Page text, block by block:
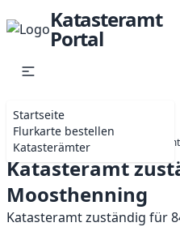
Katasteramt
Portal
Startseite
Flurkarte bestellen
Katasterämter
Startseite Bayern
Katasteramt
Moosthenning
Katasteramt zuständig für